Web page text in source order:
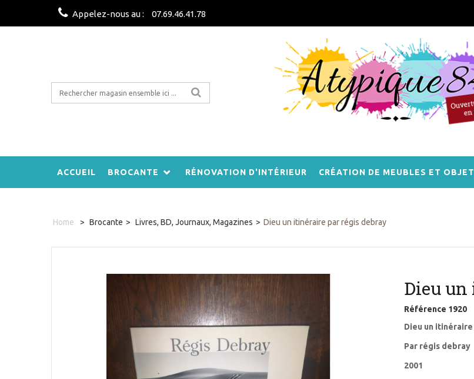
Appelez-nous au : 07.69.46.41.78
ACCUEIL BROCANTE RÉNOVATION D'INTÉRIEUR CRÉATION DE MEUBLES ET
Home > Brocante > Livres, BD, Journaux, Magazines > Dieu un itinéraire par régis debray
Dieu
Référence 1920
Dieu un itinéraire
Par régis debray
2001